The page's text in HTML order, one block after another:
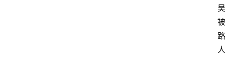
吴
被
路
人